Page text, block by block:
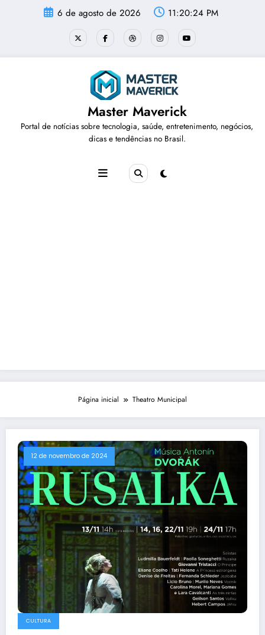
6 de agosto de 2026 11:20:24 PM
Master Maverick
Portal de notícias sobre tecnologia, saúde, entretenimento, negócios,
dicas e tendências no Brasil.
Página inicial Theatro Municipal
12 de novembro de 2024
CULTURA